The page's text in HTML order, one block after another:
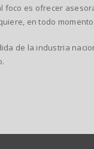
foco es ofrecer
en todo
de la industria